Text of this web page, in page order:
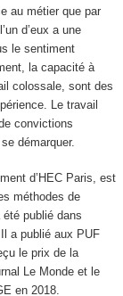
au métier que par
d’eux a une
le sentiment
la capacité à
colossale, sont des
Le travail
convictions
démarquer.
d’HEC Paris, est
méthodes de
publié dans
a publié aux PUF
le prix de la
Le Monde et le
en 2018.